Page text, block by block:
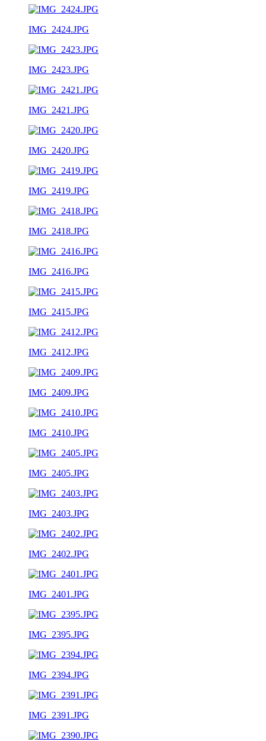
IMG_2424.JPG
IMG_2423.JPG
IMG_2421.JPG
IMG_2420.JPG
IMG_2419.JPG
IMG_2418.JPG
IMG_2416.JPG
IMG_2415.JPG
IMG_2412.JPG
IMG_2409.JPG
IMG_2410.JPG
IMG_2405.JPG
IMG_2403.JPG
IMG_2402.JPG
IMG_2401.JPG
IMG_2395.JPG
IMG_2394.JPG
IMG_2391.JPG